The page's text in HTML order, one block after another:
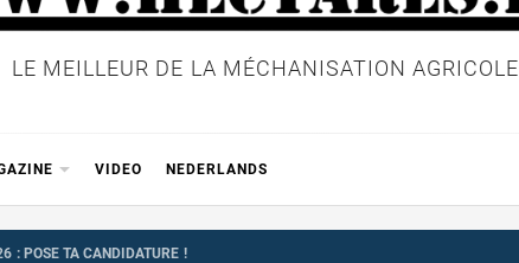
LE MEILLEUR DE LA MÉCHANISATION AGRICOLE
VIDEO NEDERLANDS
: POSE TA CANDIDATURE !